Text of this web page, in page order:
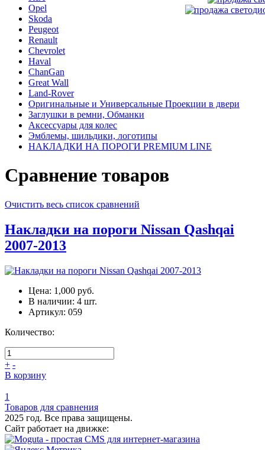
Opel
Skoda
Peugeot
Renault
Chevrolet
Haval
ChanGan
Great Wall
Land-Rover
Оригинальные и Универсальные Проекции в двери
Заглушки в ремни, Обманки
Аксессуары для колес
Эмблемы, шильдики, логотипы
НАКЛАДКИ НА ПОРОГИ PREMIUM LINE
Сравнение товаров
Очистить весь список сравнений
Накладки на пороги Nissan Qashqai
2007-2013
Цена: 1,000 руб.
В наличии: 4 шт.
Артикул: 059
Количество:
+ -
В корзину
1
Товаров для сравнения
2025 год. Все права защищены.
Сайт работает на движке: